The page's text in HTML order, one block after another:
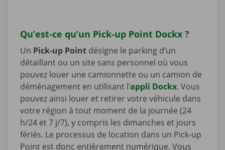
Qu’est-ce qu’un Pick-up Point Dockx ?
Un Pick-up Point désigne le parking d’un
détaillant ou un site sans personnel où vous
pouvez louer une camionnette ou un camion de
déménagement en utilisant l’appli Dockx. Vous
pouvez ainsi louer et retirer votre véhicule dans
votre région à tout moment de la journée (24
h/24 et 7 j/7), y compris les dimanches et jours
fériés. Le processus de location dans un Pick-up
Point est donc entièrement numérique. Vous